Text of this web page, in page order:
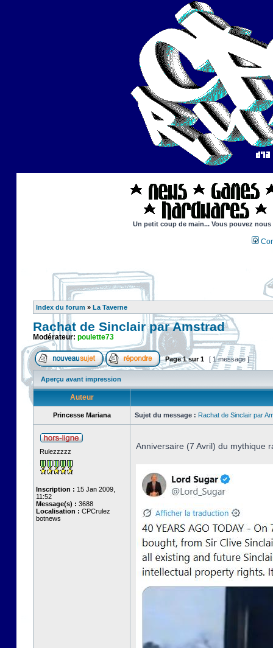
Un petit coup de main... Vous pouvez
Index du forum » La Taverne
Rachat de Sinclair par Amstrad
Modérateur: poulette73
Page1sur1 [ 1 message ]
Aperçu avant impression
Auteur
Princesse Mariana Sujet du message : Rachat de Sinclair par
Rulezzzzz
Inscription : 15 Jan 2009,
11:52
Message(s) : 3688
Localisation : CPCrulez
botnews
Anniversaire (7 Avril) du mythique